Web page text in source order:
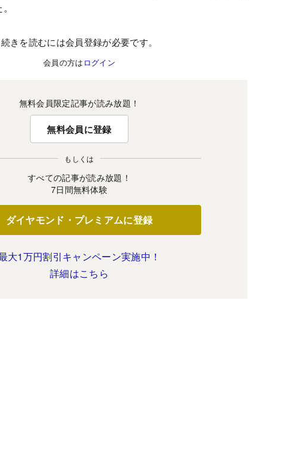
続きを読むには会員登録が必要です。
会員の方は ログイン
無料会員限定記事が読み放題！
無料会員に登録
もしくは
すべての記事が読み放題！
7日間無料体験
ダイヤモンド・プレミアムに登録
大1万円割引キャンペーン実施中！
詳細はこちら